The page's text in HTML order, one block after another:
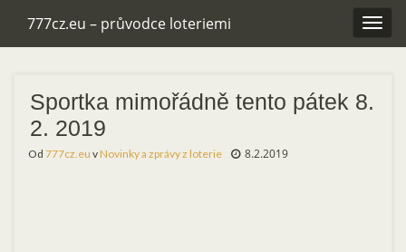
777cz.eu – průvodce loteriemi
Sportka mimořádně tento pátek 8.
2. 2019
Od 777cz.eu vNovinky a zprávy z loterie 8.2.2019